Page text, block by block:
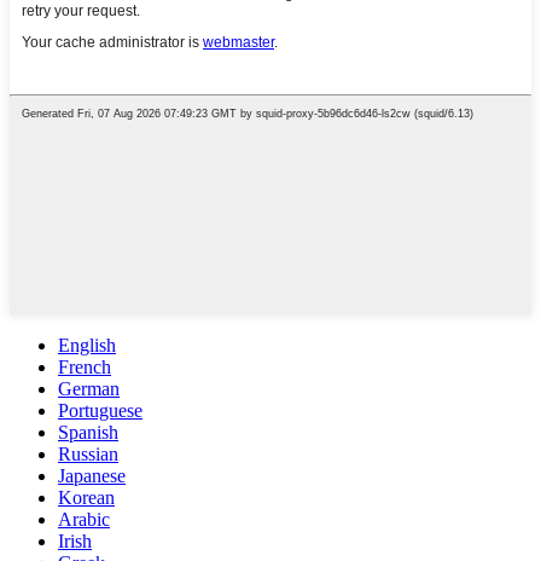
English
French
German
Portuguese
Spanish
Russian
Japanese
Korean
Arabic
Irish